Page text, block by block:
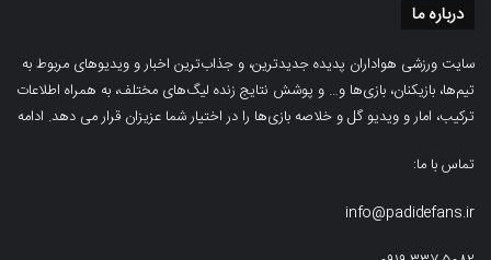
درباره ما
سایت ورزشی هواداران پدیده جدیدترین، و جذاب‌ترین اخبار و ویدیوهای مربوط به
تیم‌ها، بازیکنان، بازی‌ها و… و پوشش نتایج زنده لیگ‌های مختلف، به همراه اطلاعات
ترکیب، امار و ویدیو‌‌ گل‌ و خلاصه بازی‌ها را در اختیار شما عزیزان قرار می دهد. ادامه
تماس با ما:
info@padidefans.ir